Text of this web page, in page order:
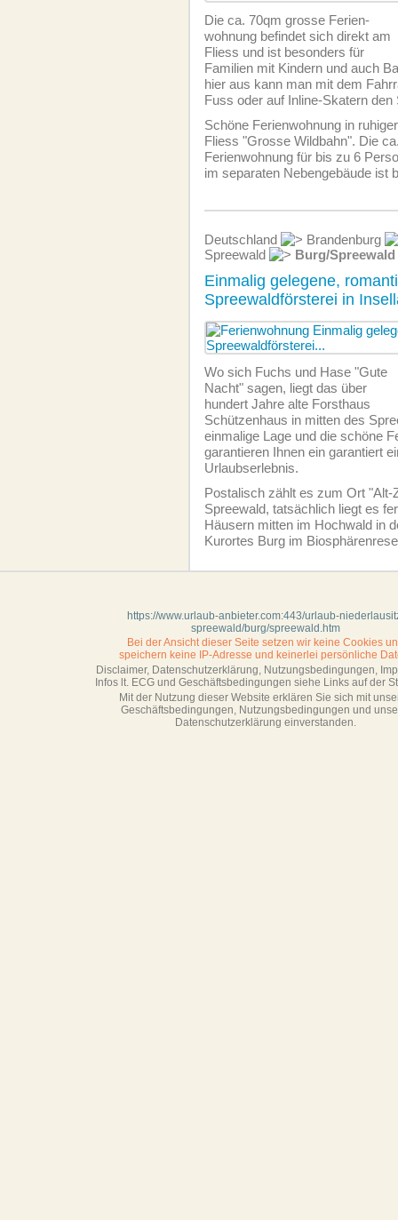
Die ca. 70qm grosse Ferien­
wohnung befindet sich direkt am
Fliess und ist besonders für
Familien mit Kindern und auch
hier aus kann man mit dem
Fuss oder auf Inline-Skatern
Schöne Ferien­wohnung in
Fliess "Grosse Wildbahn". Die
Ferien­wohnung für bis zu 6
im separaten Nebengebäude ist
Deutschland
Brandenburg
Spreewald
Burg/Spreewald
Einmalig gelegene,
Spreewaldförsterei in
Wo sich Fuchs und Hase "Gute
Nacht" sagen, liegt das über
hundert Jahre alte Forsthaus
Schützenhaus in mitten des
einmalige Lage und die schöne
garantieren Ihnen ein garantiert
Urlaubserlebnis.
Postalisch zählt es zum Ort "Alt-
Spreewald, tatsächlich liegt es
Häusern mitten im Hochwald in
Kurortes Burg im
https://www.urlaub-anbieter.com:443/urlaub-
spreewald/burg/spreewald.htm
Bei der Ansicht dieser Seite setzen wir keine Cookies
speichern keine IP-Adresse und keinerlei persönliche
Disclaimer, Datenschutzerklärung, Nutzungsbedingungen,
Infos lt. ECG und Geschäftsbedingungen siehe Links auf der
Mit der Nutzung dieser Website erklären Sie sich mit
Geschäftsbedin­gungen, Nutzungsbedingungen und
Datenschutzerklärung einverstanden.